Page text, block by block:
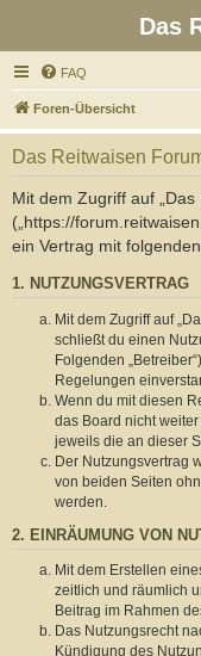
Das
FAQ
Foren-Übersicht
Das Reitwaisen
Mit dem Zugriff auf „Das
(„https://
ein Vertrag mit
1. NUTZUNGSVERTRAG
Mit dem Zugriff auf
schließt du einen
Folgenden
Regelungen
Wenn du mit diesen
das Board nicht
jeweils die an dieser
Der Nutzungsvertrag
von beiden Seiten
werden.
2. EINRÄUMUNG VON
Mit dem Erstellen
zeitlich und räumlich
Beitrag im Rahmen
Das Nutzungsrecht
Kündigung des